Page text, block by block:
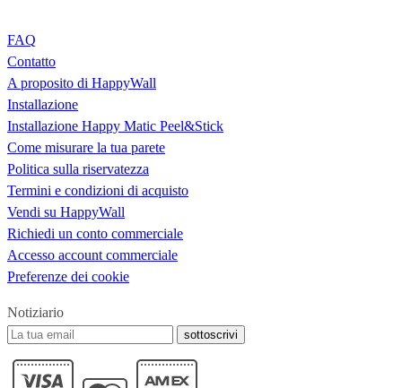
FAQ
Contatto
A proposito di HappyWall
Installazione
Installazione Happy Matic Peel&Stick
Come misurare la tua parete
Politica sulla riservatezza
Termini e condizioni di acquisto
Vendi su HappyWall
Richiedi un conto commerciale
Accesso account commerciale
Preferenze dei cookie
Notiziario
sottoscrivi